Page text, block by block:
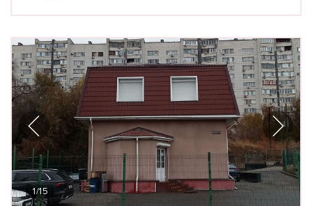
1/15